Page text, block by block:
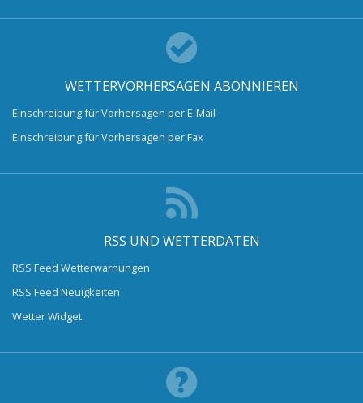
WETTERVORHERSAGEN ABONNIEREN
Einschreibung für Vorhersagen per E-Mail
Einschreibung für Vorhersagen per Fax
RSS UND WETTERDATEN
RSS Feed Wetterwarnungen
RSS Feed Neuigkeiten
Wetter Widget